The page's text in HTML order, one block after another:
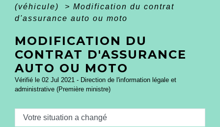
(véhicule)
> Modification du contrat
d'assurance auto ou moto
MODIFICATION DU
CONTRAT D'ASSURANCE
AUTO OU MOTO
Vérifié le 02 Jul 2021 - Direction de l'information légale et
administrative (Première ministre)
Votre situation a changé